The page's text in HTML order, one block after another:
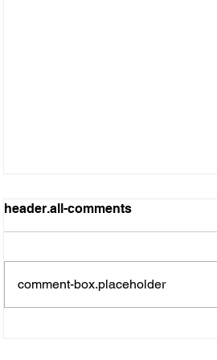
header.all-comments
comment-box.placeholder